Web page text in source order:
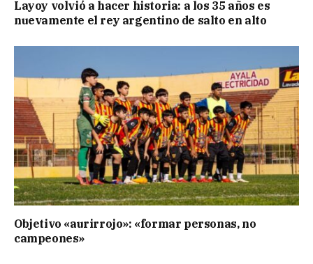
Layoy volvió a hacer historia: a los 35 años es
nuevamente el rey argentino de salto en alto
Objetivo «aurirrojo»: «formar personas, no
campeones»